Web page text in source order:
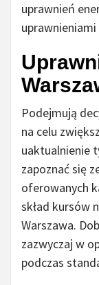
uprawnień
uprawnieniami
Podejmują
na celu
uaktualnienie
zapoznać się
oferowanych
skład kursów
Warszawa.
zazwyczaj w
podczas